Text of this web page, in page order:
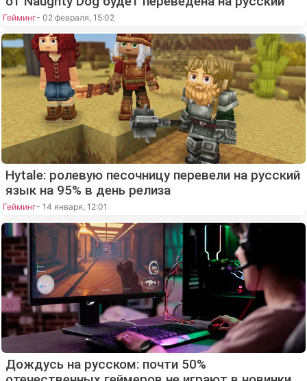
Гейминг- 02 февраля, 15:02
Hytale: ролевую песочницу перевели на русский
язык на 95% в день релиза
Гейминг- 14 января, 12:01
Дождусь на русском: почти 50%